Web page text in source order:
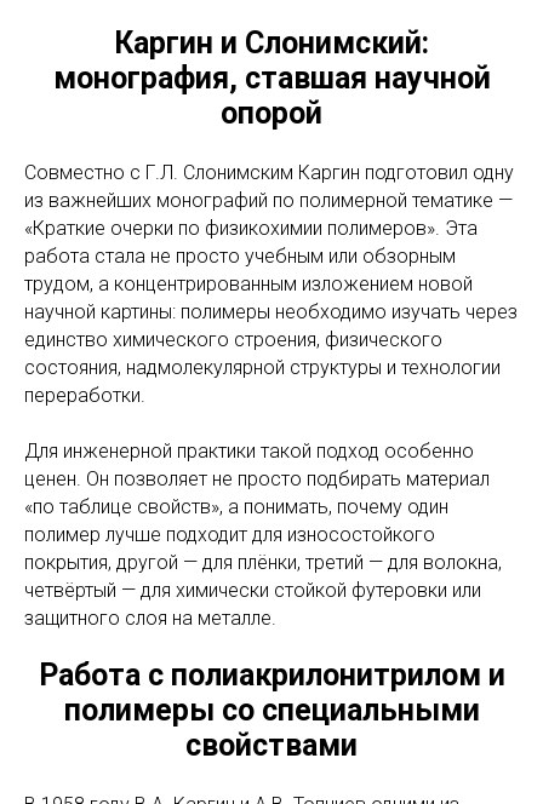
Каргин и Слонимский:
монография, ставшая научной
опорой
Совместно с Г.Л. Слонимским Каргин подготовил одну
из важнейших монографий по полимерной тематике —
«Краткие очерки по физикохимии полимеров». Эта
работа стала не просто учебным или обзорным
трудом, а концентрированным изложением новой
научной картины: полимеры необходимо изучать через
единство химического строения, физического
состояния, надмолекулярной структуры и технологии
переработки.
Для инженерной практики такой подход особенно
ценен. Он позволяет не просто подбирать материал
«по таблице свойств», а понимать, почему один
полимер лучше подходит для износостойкого
покрытия, другой — для плёнки, третий — для волокна,
четвёртый — для химически стойкой футеровки или
защитного слоя на металле.
Работа с полиакрилонитрилом и
полимеры со специальными
свойствами